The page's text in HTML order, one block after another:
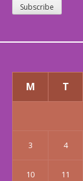
Subscribe
M
T
3 4
10 11